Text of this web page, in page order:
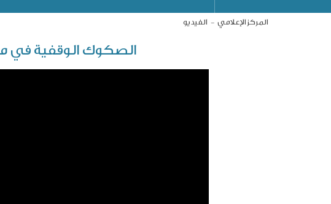
المركز الإعلامي الفيديو
الصكوك الوقفية في